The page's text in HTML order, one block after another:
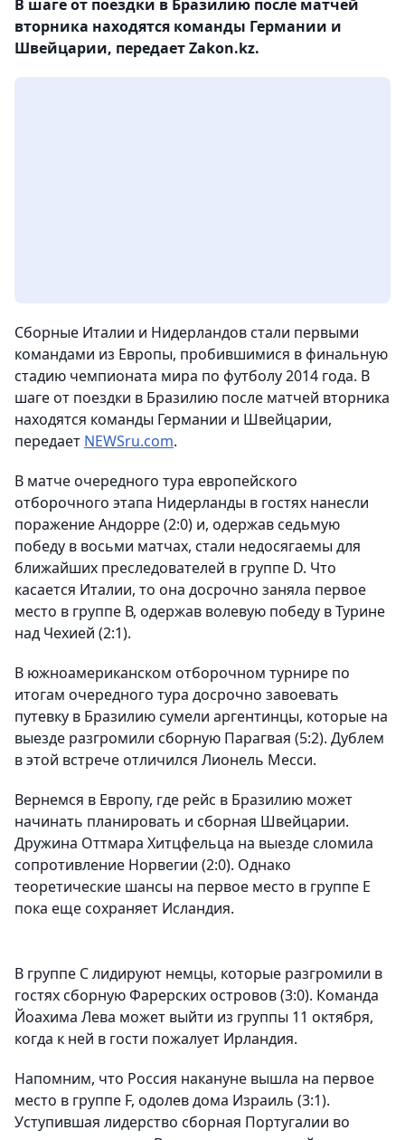
В шаге от поездки в Бразилию после матчей
вторника находятся команды Германии и
Швейцарии, передает Zakon.kz.
Сборные Италии и Нидерландов стали первыми
командами из Европы, пробившимися в финальную
стадию чемпионата мира по футболу 2014 года. В
шаге от поездки в Бразилию после матчей вторника
находятся команды Германии и Швейцарии,
передает NEWSru.com.
В матче очередного тура европейского
отборочного этапа Нидерланды в гостях нанесли
поражение Андорре (2:0) и, одержав седьмую
победу в восьми матчах, стали недосягаемы для
ближайших преследователей в группе D. Что
касается Италии, то она досрочно заняла первое
место в группе В, одержав волевую победу в Турине
над Чехией (2:1).
В южноамериканском отборочном турнире по
итогам очередного тура досрочно завоевать
путевку в Бразилию сумели аргентинцы, которые на
выезде разгромили сборную Парагвая (5:2). Дублем
в этой встрече отличился Лионель Месси.
Вернемся в Европу, где рейс в Бразилию может
начинать планировать и сборная Швейцарии.
Дружина Оттмара Хитцфельца на выезде сломила
сопротивление Норвегии (2:0). Однако
теоретические шансы на первое место в группе Е
пока еще сохраняет Исландия.
В группе С лидируют немцы, которые разгромили в
гостях сборную Фарерских островов (3:0). Команда
Йоахима Лева может выйти из группы 11 октября,
когда к ней в гости пожалует Ирландия.
Напомним, что Россия накануне вышла на первое
место в группе F, одолев дома Израиль (3:1).
Уступившая лидерство сборная Португалии во